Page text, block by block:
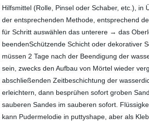
Hilfsmittel (Rolle, Pinsel oder Schaber, etc.), in
der entsprechenden Methode, entsprechend
für Schritt auswählen das unterere → das
beendenSchützende Schicht oder dekorativer
müssen 2 Tage nach der Beendigung der
sein, zwecks den Aufbau von Mörtel wieder
abschließenden Zeitbeschichtung der
erleichtern, dann besprühen sofort groben
sauberen Sandes im sauberen sofort.
kann Pudermelodie in puttyshape, aber als